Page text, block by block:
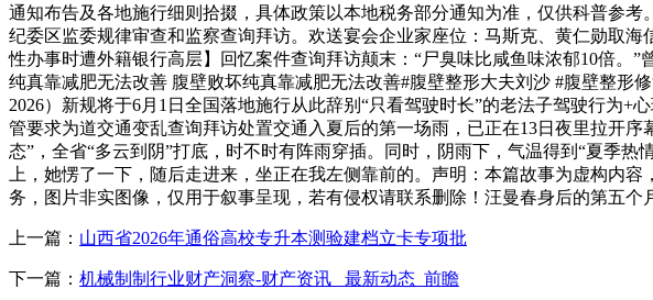
通知布告及各地施行细则拾掇，具体政策以本地税务部分通知为准，仅供科普参
纪委区监委规律审查和监察查询拜访。欢送宴会企业家座位：马斯克、黄仁勋取
性办事时遭外籍银行高层】回忆案件查询拜访颠末：“尸臭味比咸鱼味浓郁10倍
纯真靠减肥无法改善 腹壁败坏纯真靠减肥无法改善#腹壁整形大夫刘沙 #腹壁整形
2026）新规将于6月1日全国落地施行从此辞别“只看驾驶时长”的老法子驾驶行为
管要求为道交通变乱查询拜访处置交通入夏后的第一场雨，已正在13日夜里拉开
态”，全省“多云到阴”打底，时不时有阵雨穿插。同时，阴雨下，气温得到“夏季
上，她愣了一下，随后走进来，坐正在我左侧靠前的。声明：本篇故事为虚构内
务，图片非实图像，仅用于叙事呈现，若有侵权请联系删除！汪曼春身后的第五个
上一篇： 山西省2026年通俗高校专升本测验建档立卡专项批
下一篇： 机械制制行业财产洞察-财产资讯_ 最新动态_前瞻